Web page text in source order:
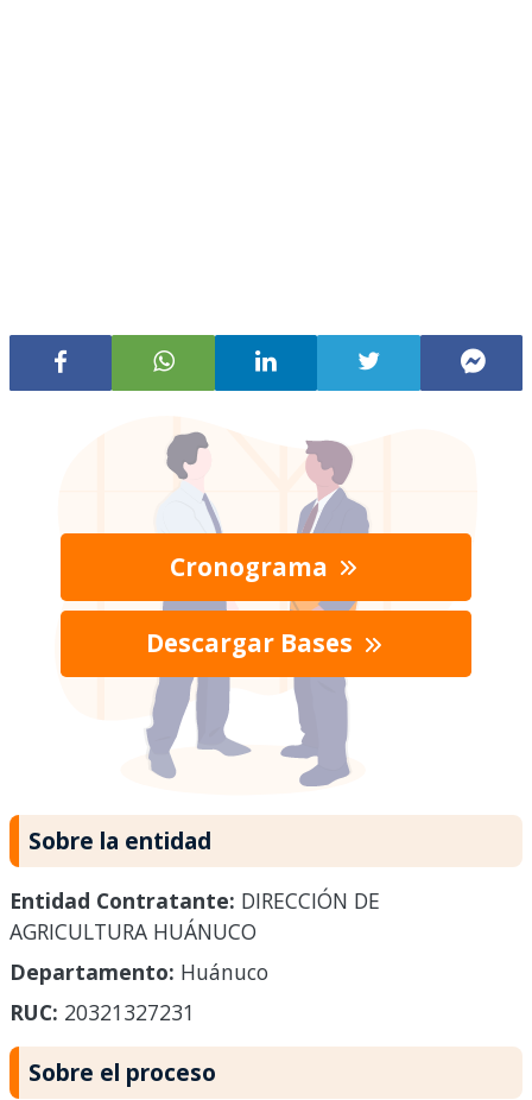
Cronograma
Descargar Bases
Sobre la entidad
Entidad Contratante: DIRECCIÓN DE
AGRICULTURA HUÁNUCO
Departamento: Huánuco
RUC: 20321327231
Sobre el proceso